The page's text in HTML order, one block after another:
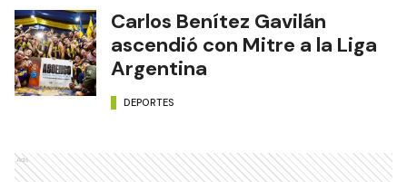
Carlos Benítez Gavilán
ascendió con Mitre a la Liga
Argentina
DEPORTES
Ads